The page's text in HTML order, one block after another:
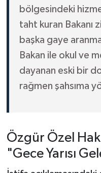
bölgesindeki
taht kuran Bakanı
başka gaye
Bakan ile okul ve
dayanan eski bir
rağmen şahsıma
Özgür Özel
"Gece Yarısı